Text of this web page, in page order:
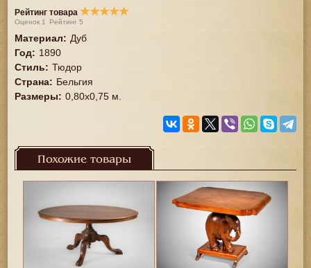
Рейтинг товара ★★★★★
Оценок 1 Рейтинг5
Материал: Дуб
Год: 1890
Стиль: Тюдор
Страна: Бельгия
Размеры: 0,80х0,75 м.
Похожие товары